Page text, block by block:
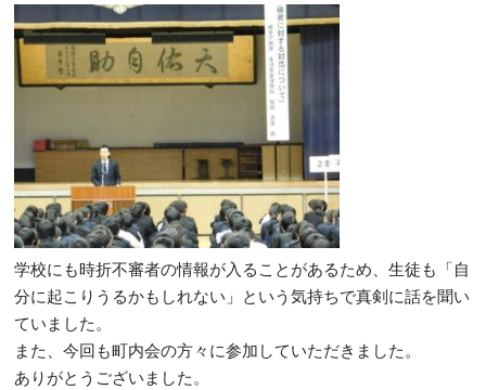
学校にも時折不審者の情報が入ることがあるため、生徒も「自
分に起こりうるかもしれない」という気持ちで真剣に話を聞い
ていました。
また、今回も町内会の方々に参加していただきました。
ありがとうございました。